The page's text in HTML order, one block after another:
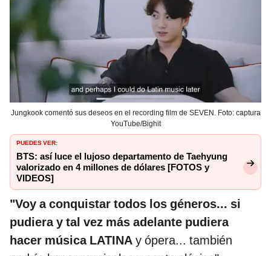
Jungkook comentó sus deseos en el recording film de SEVEN. Foto: captura
YouTube/Bighit
PUEDES VER:
BTS: así luce el lujoso departamento de Taehyung
valorizado en 4 millones de dólares [FOTOS y
VIDEOS]
"Voy a conquistar todos los géneros... si
pudiera y tal vez más adelante pudiera
hacer música LATINA y ópera... también